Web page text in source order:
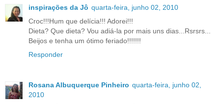
inspirações da Jô quarta-feira, junho 02, 2010
Croc!!!Hum que delícia!!! Adorei!!!
Dieta? Que dieta? Vou adiá-la por mais uns dias...Rsrsrs...
Beijos e tenha um ótimo feriado!!!!!!!
Responder
Rosana Albuquerque Pinheiro quarta-feira, junho 02,
2010